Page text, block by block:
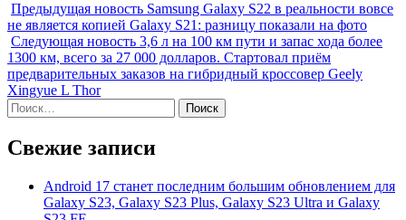
Предыдущая новость Samsung Galaxy S22 в реальности вовсе
не является копией Galaxy S21: разницу показали на фото
Следующая новость 3,6 л на 100 км пути и запас хода более
1300 км, всего за 27 000 долларов. Стартовал приём
предварительных заказов на гибридный кроссовер Geely
Xingyue L Thor
Найти:
Свежие записи
Android 17 станет последним большим обновлением для
Galaxy S23, Galaxy S23 Plus, Galaxy S23 Ultra и Galaxy